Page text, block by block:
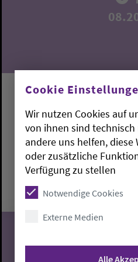
Weitere Informationen bei
0441 957 28 98
Oldenburg:
Freitag, 7.8.2026, 15-17 Uhr
Gemeindehaus Martin-Luther-
Cookie
Wir nutzen Cookies auf
von ihnen sind
andere uns helfen, diese
oder zusätzliche
Verfügung zu stellen
Notwendige Cookies
Externe Medien
Alle